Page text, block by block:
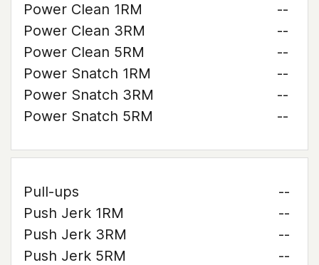
Power Clean 1RM
--
Power Clean 3RM
--
Power Clean 5RM
--
Power Snatch 1RM
--
Power Snatch 3RM
--
Power Snatch 5RM
--
Pull-ups
--
Push Jerk 1RM
--
Push Jerk 3RM
--
Push Jerk 5RM
--